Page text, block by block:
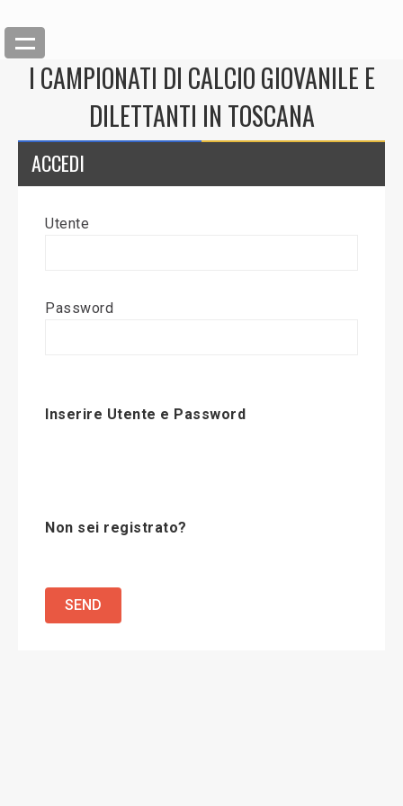
Back
Modifica News
I CAMPIONATI DI CALCIO GIOVANILE E
DILETTANTI IN TOSCANA
ACCEDI
Utente
Password
Inserire Utente e Password
Non sei registrato?